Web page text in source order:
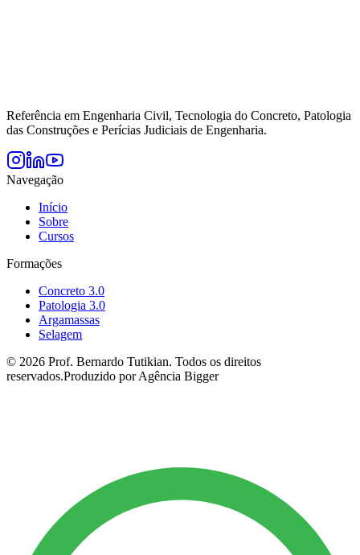
Referência em Engenharia Civil, Tecnologia do Concreto, Patologia
das Construções e Perícias Judiciais de Engenharia.
Navegação
Início
Sobre
Cursos
Formações
Concreto 3.0
Patologia 3.0
Argamassas
Selagem
© 2026 Prof. Bernardo Tutikian. Todos os direitos
reservados.Produzido por Agência Bigger